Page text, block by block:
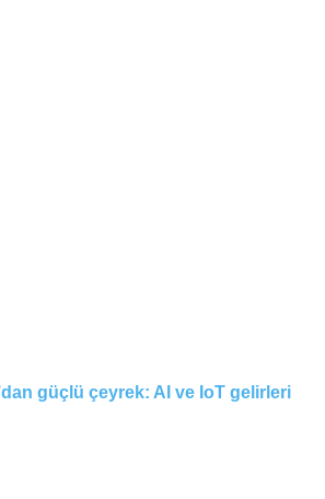
güçlü çeyrek: AI ve IoT gelirleri